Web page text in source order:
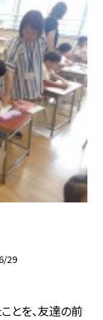
29
とを、友達の前